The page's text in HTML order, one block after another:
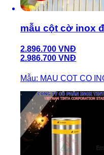
mẫu cột cờ inox
2.896.700 VNĐ
2.986.700 VNĐ
Mẫu: MAU COT CO